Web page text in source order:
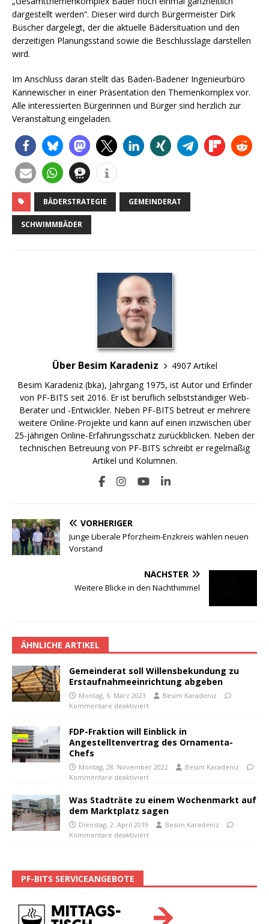
dargestellt werden“. Dieser wird durch Bürgermeister Dirk
Büscher dargelegt, der die aktuelle Bädersituation und den
derzeitigen Planungsstand sowie die Beschlusslage darstellen
wird.
Im Anschluss daran stellt das Baden-Badener Ingenieurbüro
Kannewischer in einer Präsentation den Themenkomplex vor.
Alle interessierten Bürgerinnen und Bürger sind herzlich zur
Veranstaltung eingeladen.
BÄDERSTRATEGIE GEMEINDERAT
SCHWIMMBÄDER
Über Besim Karadeniz
4907 Artikel
Besim Karadeniz (bka), Jahrgang 1975, ist Autor und Erfinder
von PF-BITS seit 2016. Er ist beruflich selbstständiger Web-
Berater und -Entwickler. Neben PF-BITS betreut er mehrere
weitere Online-Projekte und kann auf einen inzwischen über
25-jährigen Online-Erfahrungsschatz zurückblicken. Neben der
technischen Betreuung von PF-BITS schreibt er regelmäßig
Artikel und Kolumnen.
VORHERIGER
Junge Liberale Pforzheim-Enzkreis wählen neuen
Vorstand
NÄCHSTER
Weitere Blicke in den Nachthimmel
ÄHNLICHE ARTIKEL
Gemeinderat soll Willensbekundung zu
Erstaufnahmeeinrichtung abgeben
Montag, 6. März 2023
Besim Karadeniz
Kommentare deaktiviert
FDP-Fraktion will Einblick in
Angestelltenvertrag des Ornamenta-
Chefs
Montag, 28. November 2022
Besim Karadeniz
Kommentare deaktiviert
Was Stadträte zu einem Wochenmarkt auf
dem Marktplatz sagen
Dienstag, 2. April 2019
Besim Karadeniz
Kommentare deaktiviert
PF-BITS SERVICEANGEBOTE